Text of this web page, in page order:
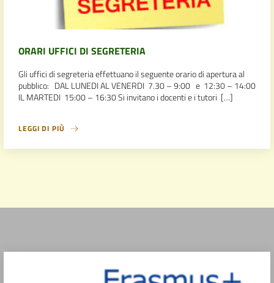
ORARI UFFICI DI SEGRETERIA
Gli uffici di segreteria effettuano il seguente orario di apertura al
pubblico: DAL LUNEDI AL VENERDI 7.30 – 9:00 e 12:30 – 14:00
IL MARTEDI 15:00 – 16:30 Si invitano i docenti e i tutori […]
LEGGI DI PIÙ